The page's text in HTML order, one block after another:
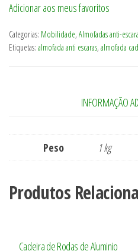
em
viscoelastico
para
Adicionar aos meus favoritos
Categorias: Mobilidade, Almofadas anti-
Etiquetas: almofada anti escaras, almofada
INFORMAÇÃO
Peso 1 kg
Produtos
Cadeira de Rodas de Aluminio